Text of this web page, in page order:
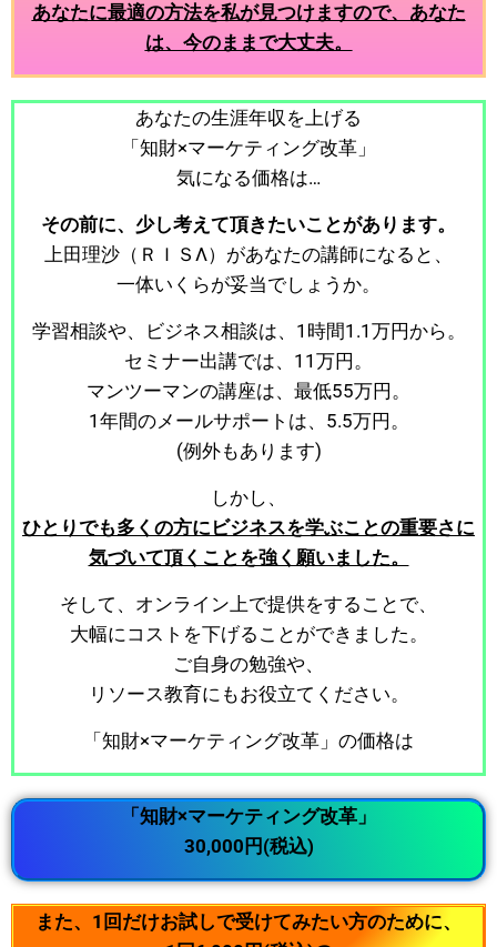
あなたに最適の方法を私が見つけますので、あなた
は、今のままで大丈夫。
あなたの生涯年収を上げる
「知財×マーケティング改革」
気になる価格は…
その前に、少し考えて頂きたいことがあります。
上田理沙（ＲＩＳΛ）があなたの講師になると、
一体いくらが妥当でしょうか。
学習相談や、ビジネス相談は、1時間1.1万円から。
セミナー出講では、11万円。
マンツーマンの講座は、最低55万円。
1年間のメールサポートは、5.5万円。
(例外もあります)
しかし、
ひとりでも多くの方にビジネスを学ぶことの重要さに
気づいて頂くことを強く願いました。
そして、オンライン上で提供をすることで、
大幅にコストを下げることができました。
ご自身の勉強や、
リソース教育にもお役立てください。
「知財×マーケティング改革」の価格は
「知財×マーケティング改革」
30,000円(税込)
また、1回だけお試しで受けてみたい方のために、